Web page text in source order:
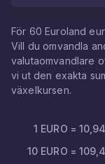
För 60 Euroland
Vill du omvandla
valutaomvandlare
vi ut den exakta
växelkursen.
1 EURO =
10 EURO =